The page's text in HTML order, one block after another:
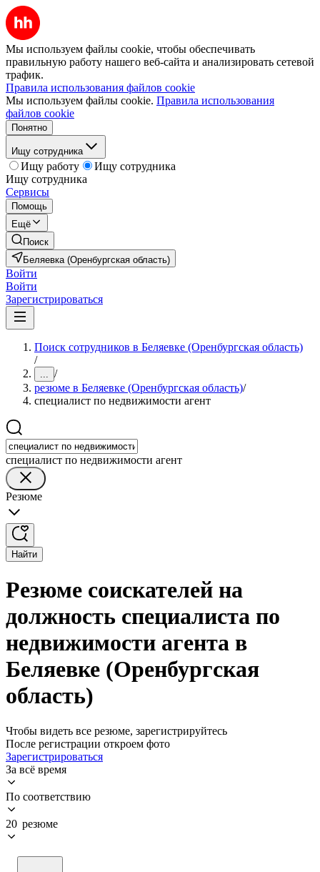
Мы используем файлы cookie, чтобы обеспечивать
правильную работу нашего веб-сайта и анализировать сетевой
трафик.
Правила использования файлов cookie
Мы используем файлы cookie. Правила использования
файлов cookie
Понятно
Ищу сотрудника
Ищу работу
Ищу сотрудника
Ищу сотрудника
Сервисы
Помощь
Ещё
Поиск
Беляевка (Оренбургская область)
Войти
Войти
Зарегистрироваться
Поиск сотрудников в Беляевке (Оренбургская область)
/
... /
резюме в Беляевке (Оренбургская область)/
специалист по недвижимости агент
специалист по недвижимости агент
Резюме
Найти
Резюме соискателей на
должность специалиста по
недвижимости агента в
Беляевке (Оренбургская
область)
Чтобы видеть все резюме, зарегистрируйтесь
После регистрации откроем фото
Зарегистрироваться
За всё время
По соответствию
20 резюме